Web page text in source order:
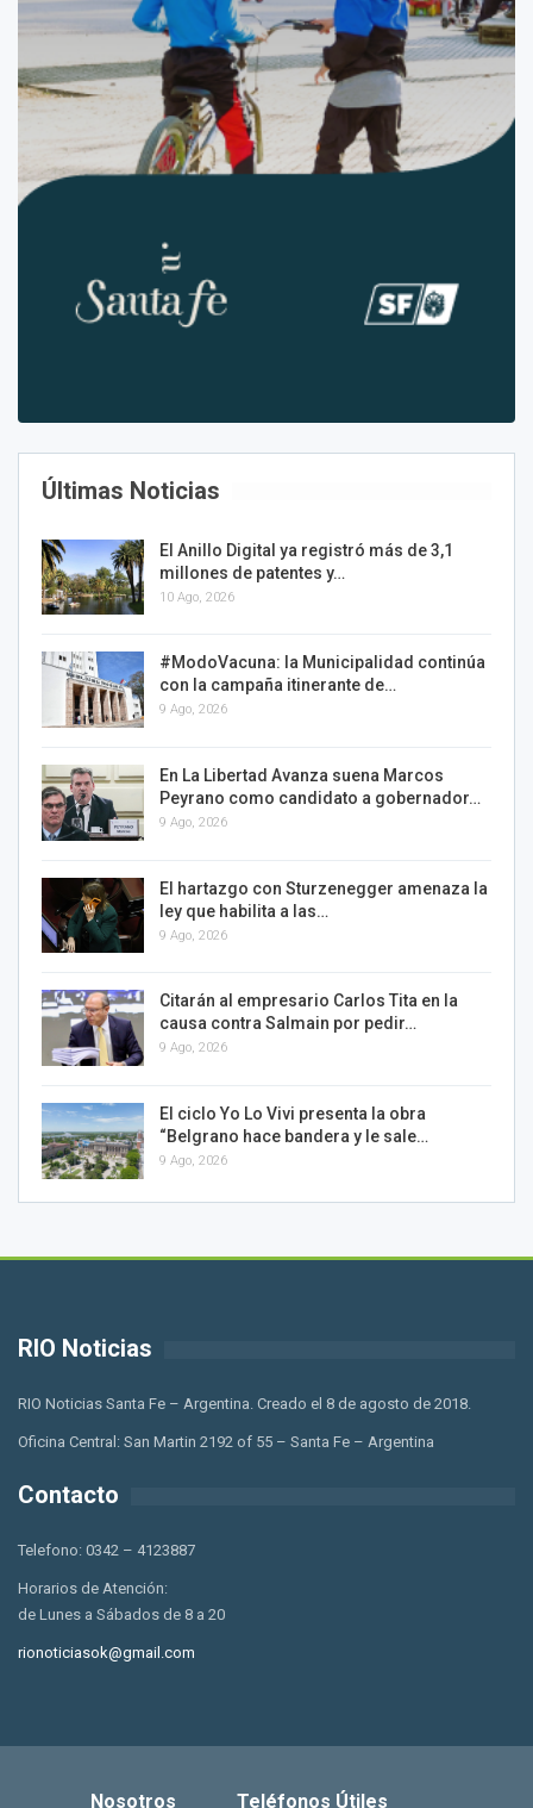
Últimas Noticias
El Anillo Digital ya registró más de 3,1
millones de patentes y…
10 Ago, 2026
#ModoVacuna: la Municipalidad continúa
con la campaña itinerante de…
9 Ago, 2026
En La Libertad Avanza suena Marcos
Peyrano como candidato a gobernador…
9 Ago, 2026
El hartazgo con Sturzenegger amenaza la
ley que habilita a las…
9 Ago, 2026
Citarán al empresario Carlos Tita en la
causa contra Salmain por pedir…
9 Ago, 2026
El ciclo Yo Lo Vivi presenta la obra
“Belgrano hace bandera y le sale…
9 Ago, 2026
RIO Noticias
RIO Noticias Santa Fe – Argentina. Creado el 8 de agosto de 2018.
Oficina Central: San Martin 2192 of 55 – Santa Fe – Argentina
Contacto
Telefono: 0342 – 4123887
Horarios de Atención:
de Lunes a Sábados de 8 a 20
rionoticiasok@gmail.com
Nosotros Teléfonos Útiles